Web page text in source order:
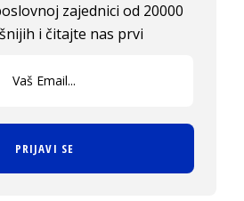
zajednici od 20000
i čitajte nas prvi
PRIJAVI SE